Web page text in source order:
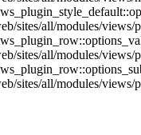
sites/all/modules/
sites/all/modules/
sites/all/modules/